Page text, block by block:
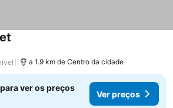
a 1.9 km de Centro da cidade
ver os preços
Ver preços